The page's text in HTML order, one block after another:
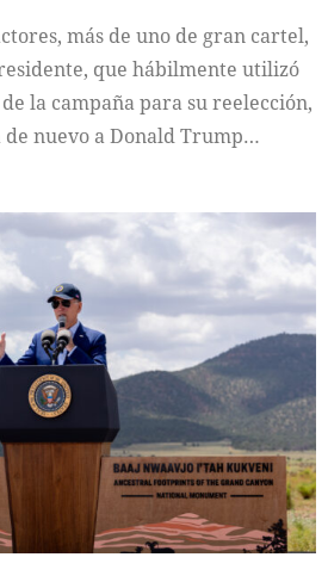
más de uno de gran cartel,
que hábilmente utilizó
la campaña para su reelección,
nuevo a Donald Trump…